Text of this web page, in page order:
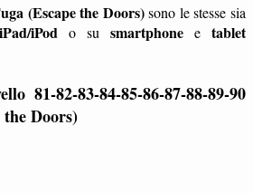
(Escape the Doors)sono le stesse sia
iPod o su smartphone e tablet
81-82-83-84-85-86-87-88-89-90
the Doors)